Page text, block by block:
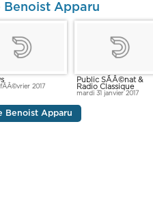
Benoist Apparu
2017
Public SÃÂ©nat &
Radio Classique
mardi 31 janvier 2017
Benoist Apparu